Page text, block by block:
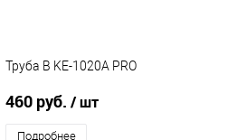
Труба В KE-1020A PRO
460 руб. / шт
Подробнее